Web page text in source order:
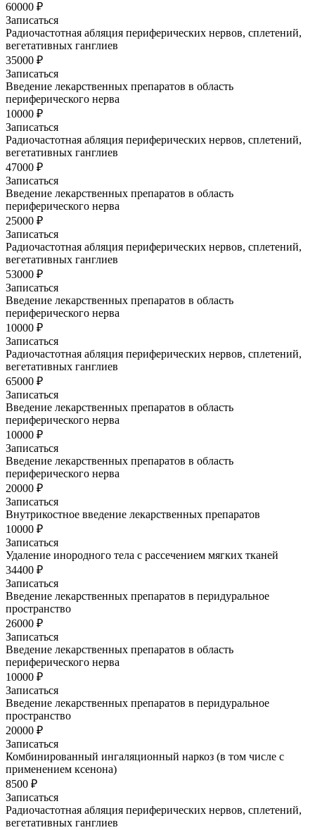
60000 ₽
Записаться
Радиочастотная абляция периферических нервов, сплетений,
вегетативных ганглиев
35000 ₽
Записаться
Введение лекарственных препаратов в область
периферического нерва
10000 ₽
Записаться
Радиочастотная абляция периферических нервов, сплетений,
вегетативных ганглиев
47000 ₽
Записаться
Введение лекарственных препаратов в область
периферического нерва
25000 ₽
Записаться
Радиочастотная абляция периферических нервов, сплетений,
вегетативных ганглиев
53000 ₽
Записаться
Введение лекарственных препаратов в область
периферического нерва
10000 ₽
Записаться
Радиочастотная абляция периферических нервов, сплетений,
вегетативных ганглиев
65000 ₽
Записаться
Введение лекарственных препаратов в область
периферического нерва
10000 ₽
Записаться
Введение лекарственных препаратов в область
периферического нерва
20000 ₽
Записаться
Внутрикостное введение лекарственных препаратов
10000 ₽
Записаться
Удаление инородного тела с рассечением мягких тканей
34400 ₽
Записаться
Введение лекарственных препаратов в перидуральное
пространство
26000 ₽
Записаться
Введение лекарственных препаратов в область
периферического нерва
10000 ₽
Записаться
Введение лекарственных препаратов в перидуральное
пространство
20000 ₽
Записаться
Комбинированный ингаляционный наркоз (в том числе с
применением ксенона)
8500 ₽
Записаться
Радиочастотная абляция периферических нервов, сплетений,
вегетативных ганглиев